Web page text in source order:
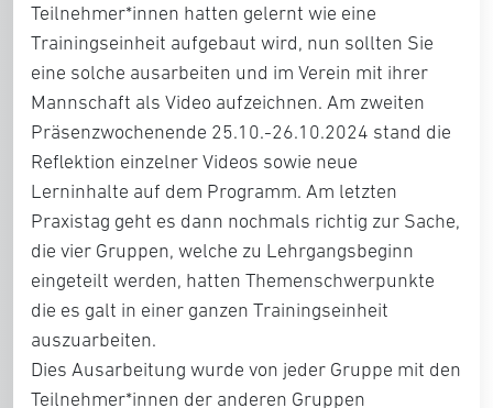
Teilnehmer*innen hatten gelernt wie eine
Trainingseinheit aufgebaut wird, nun sollten Sie
eine solche ausarbeiten und im Verein mit ihrer
Mannschaft als Video aufzeichnen. Am zweiten
Präsenzwochenende 25.10.-26.10.2024 stand die
Reflektion einzelner Videos sowie neue
Lerninhalte auf dem Programm. Am letzten
Praxistag geht es dann nochmals richtig zur Sache,
die vier Gruppen, welche zu Lehrgangsbeginn
eingeteilt werden, hatten Themenschwerpunkte
die es galt in einer ganzen Trainingseinheit
auszuarbeiten.
Dies Ausarbeitung wurde von jeder Gruppe mit den
Teilnehmer*innen der anderen Gruppen